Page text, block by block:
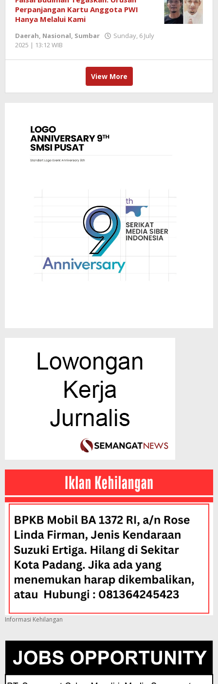
Perpanjangan Kartu Anggota PWI
Hanya Melalui Kami
Daerah, Nasional, Sumbar
Sunday, 6 July
2025 | 13:12 WIB
View More
Informasi Kehilangan